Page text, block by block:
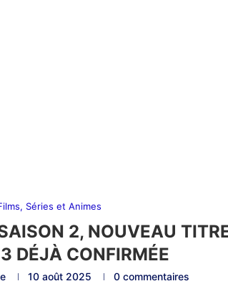
Séries et Animes
2, NOUVEAU
DÉJÀ CONFIRMÉE
10 août 2025 0 commentaires